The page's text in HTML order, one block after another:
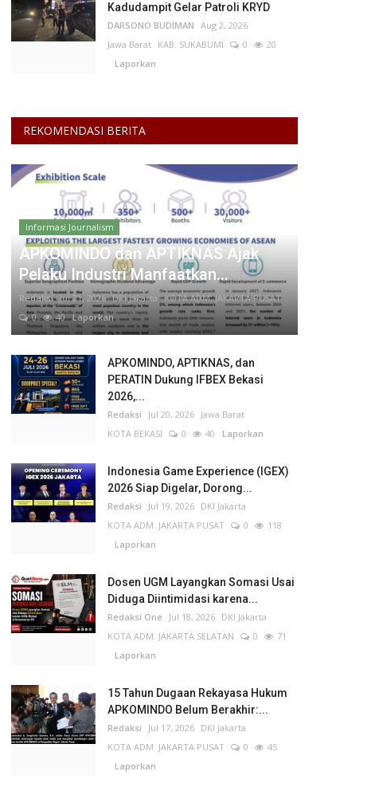
Kadudampit Gelar Patroli KRYD
DARSONO BUDIMAN Aug 2, 2026
Jawa Barat KAB. SUKABUMI 0
20
Laporkan
REKOMENDASI BERITA
Informasi Journalism
APKOMINDO dan APTIKNAS Ajak
Pelaku Industri Manfaatkan...
Redaksi Jul 21, 2026 DKI Jakarta KOTA ADM. JAKARTA PUSAT
0
40Laporkan
APKOMINDO, APTIKNAS, dan
PERATIN Dukung IFBEX Bekasi
2026,...
Redaksi Jul 20, 2026 Jawa Barat
KOTA BEKASI
0 40 Laporkan
Indonesia Game Experience (IGEX)
2026 Siap Digelar, Dorong...
Redaksi Jul 19, 2026 DKI Jakarta
KOTA ADM. JAKARTA PUSAT
0
118
Laporkan
Dosen UGM Layangkan Somasi Usai
Diduga Diintimidasi karena...
Redaksi One Jul 18, 2026 DKI Jakarta
KOTA ADM. JAKARTA SELATAN
0
71
Laporkan
15 Tahun Dugaan Rekayasa Hukum
APKOMINDO Belum Berakhir:...
Redaksi Jul 17, 2026 DKI Jakarta
KOTA ADM. JAKARTA PUSAT
0
45
Laporkan